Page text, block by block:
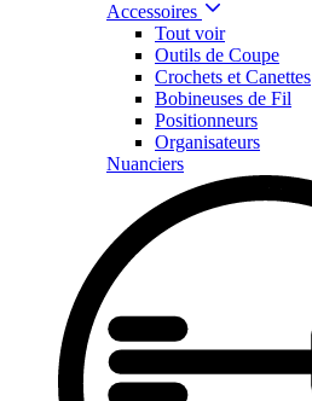
Accessoires
Tout voir
Outils de Coupe
Crochets et Canettes
Bobineuses de Fil
Positionneurs
Organisateurs
Nuanciers